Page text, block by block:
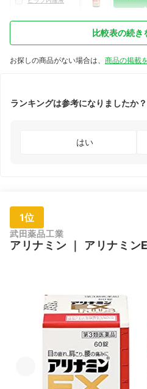
比較表の続き
お探しの商品がない場合は、 商品の掲載
ランキングは参考になりましたか？
はい
1位
武田薬品工業
アリナミン ｜ アリナミン